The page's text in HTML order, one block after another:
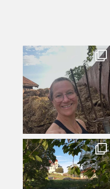
kullanslycka
kullanslycka
Jul 16